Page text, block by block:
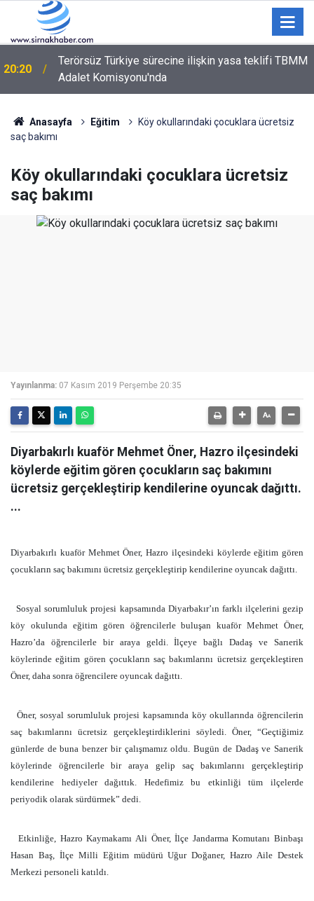
20:20
Terörsüz Türkiye sürecine ilişkin yasa teklifi TBMM
Adalet Komisyonu'nda
18:59
Şırnak’ta Toz Kabusu! Siirt ve Van Yoluna Bağlantı
Sağlayan Çevre Yolunda Vatandaşlar İsyan Etti
Anasayfa Eğitim
Köy okullarındaki çocuklara ücretsiz
saç bakımı
Köy okullarındaki çocuklara ücretsiz
saç bakımı
Yayınlanma: 07 Kasım 2019 Perşembe 20:35
Diyarbakırlı kuaför Mehmet Öner, Hazro ilçesindeki
köylerde eğitim gören çocukların saç bakımını
ücretsiz gerçekleştirip kendilerine oyuncak dağıttı.
...
Diyarbakırlı kuaför Mehmet Öner, Hazro ilçesindeki köylerde eğitim gören
çocukların saç bakımını ücretsiz gerçekleştirip kendilerine oyuncak dağıttı.
Sosyal sorumluluk projesi kapsamında Diyarbakır’ın farklı ilçelerini gezip
köy okulunda eğitim gören öğrencilerle buluşan kuaför Mehmet Öner,
Hazro’da öğrencilerle bir araya geldi. İlçeye bağlı Dadaş ve Sarıerik
köylerinde eğitim gören çocukların saç bakımlarını ücretsiz gerçekleştiren
Öner, daha sonra öğrencilere oyuncak dağıttı.
Öner, sosyal sorumluluk projesi kapsamında köy okullarında öğrencilerin
saç bakımlarını ücretsiz gerçekleştirdiklerini söyledi. Öner, “Geçtiğimiz
günlerde de buna benzer bir çalışmamız oldu. Bugün de Dadaş ve Sarıerik
köylerinde öğrencilerle bir araya gelip saç bakımlarını gerçekleştirip
kendilerine hediyeler dağıttık. Hedefimiz bu etkinliği tüm ilçelerde
periyodik olarak sürdürmek” dedi.
Etkinliğe, Hazro Kaymakamı Ali Öner, İlçe Jandarma Komutanı Binbaşı
Hasan Baş, İlçe Milli Eğitim müdürü Uğur Doğaner, Hazro Aile Destek
Merkezi personeli katıldı.